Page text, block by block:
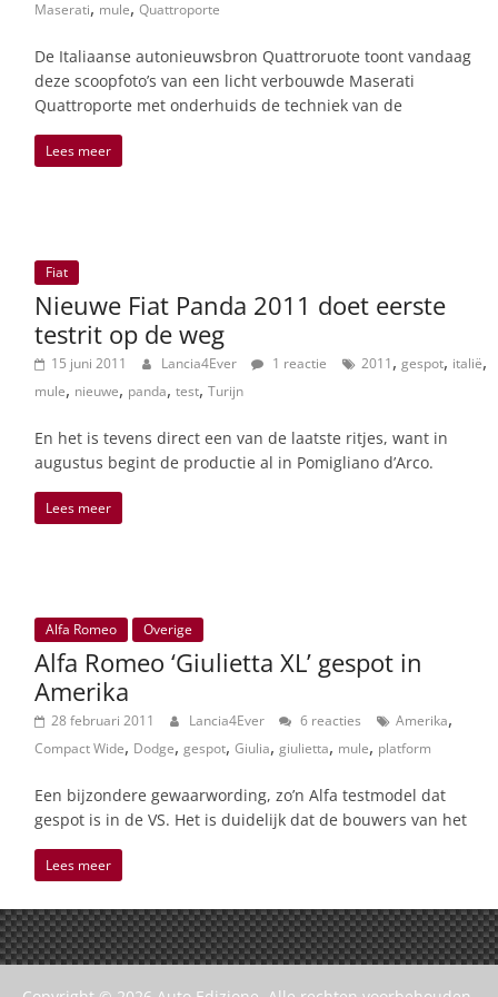
Maserati, mule, Quattroporte
De Italiaanse autonieuwsbron Quattroruote toont vandaag
deze scoopfoto’s van een licht verbouwde Maserati
Quattroporte met onderhuids de techniek van de
Lees meer
Fiat
Nieuwe Fiat Panda 2011 doet eerste
testrit op de weg
15 juni 2011 Lancia4Ever 1 reactie 2011, gespot, italië,
mule, nieuwe, panda, test, Turijn
En het is tevens direct een van de laatste ritjes, want in
augustus begint de productie al in Pomigliano d’Arco.
Lees meer
Alfa Romeo Overige
Alfa Romeo ‘Giulietta XL’ gespot in
Amerika
28 februari 2011 Lancia4Ever 6 reacties Amerika,
Compact Wide, Dodge, gespot, Giulia, giulietta, mule, platform
Een bijzondere gewaarwording, zo’n Alfa testmodel dat
gespot is in de VS. Het is duidelijk dat de bouwers van het
Lees meer